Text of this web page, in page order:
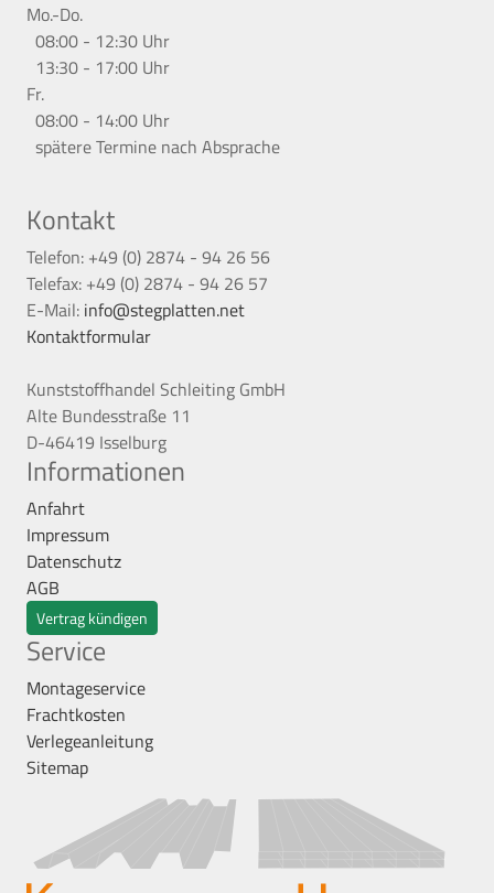
Mo.-Do.
08:00 - 12:30 Uhr
13:30 - 17:00 Uhr
Fr.
08:00 - 14:00 Uhr
spätere Termine nach Absprache
Kontakt
Telefon: +49 (0) 2874 - 94 26 56
Telefax: +49 (0) 2874 - 94 26 57
E-Mail: info@stegplatten.net
Kontaktformular
Kunststoffhandel Schleiting GmbH
Alte Bundesstraße 11
D-46419 Isselburg
Informationen
Anfahrt
Impressum
Datenschutz
AGB
Vertrag kündigen
Service
Montageservice
Frachtkosten
Verlegeanleitung
Sitemap